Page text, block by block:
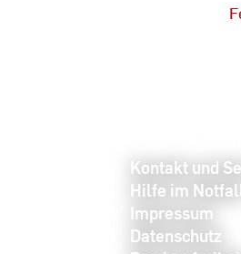
Kontakt und
Hilfe im
Impressum
Datenschutz